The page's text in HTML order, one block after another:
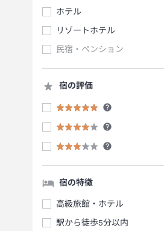
ホテル
リゾートホテル
民宿・ペンション
宿の評価
宿の特徴
高級旅館・ホテル
駅から徒歩5分以内